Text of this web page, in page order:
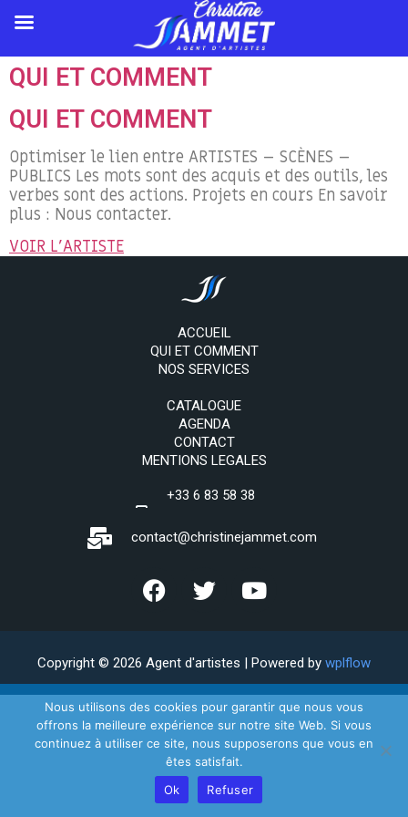
QUI ET COMMENT
QUI ET COMMENT
Optimiser le lien entre ARTISTES – SCÈNES –
PUBLICS Les mots sont des acquis et des outils, les
verbes sont des actions. Projets en cours En savoir
plus : Nous contacter.
VOIR L'ARTISTE
ACCUEIL
QUI ET COMMENT
NOS SERVICES
CATALOGUE
AGENDA
CONTACT
MENTIONS LEGALES
+33 6 83 58 38
contact@christinejammet.com
Copyright © 2026 Agent d'artistes | Powered by wplflow
Nous utilisons des cookies pour garantir que nous vous
offrons la meilleure expérience sur notre site Web. Si vous
continuez à utiliser ce site, nous supposerons que vous en
êtes satisfait.
Ok
Refuser